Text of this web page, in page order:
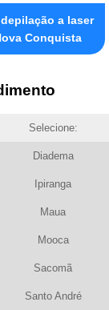
a laser
Conquista
Selecione:
Diadema
Ipiranga
Maua
Mooca
Sacomã
Santo André